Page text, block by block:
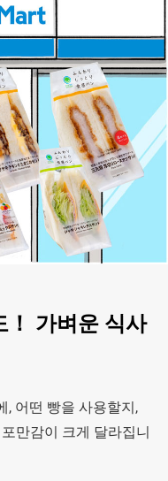
！ 가벼운 식사
, 어떤 빵을 사용할지,
만감이 크게 달라집니